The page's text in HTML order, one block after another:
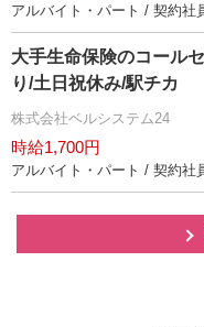
アルバイト・パート / 契約社
大手生命保険のコール
り/土日祝休み/駅チカ
株式会社ベルシステム24
時給1,700円
アルバイト・パート / 契約社